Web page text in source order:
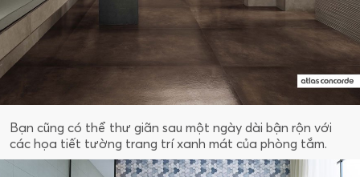
Bạn cũng có thể thư giãn sau một ngày dài bận rộn với
các họa tiết tường trang trí xanh mát của phòng tắm.